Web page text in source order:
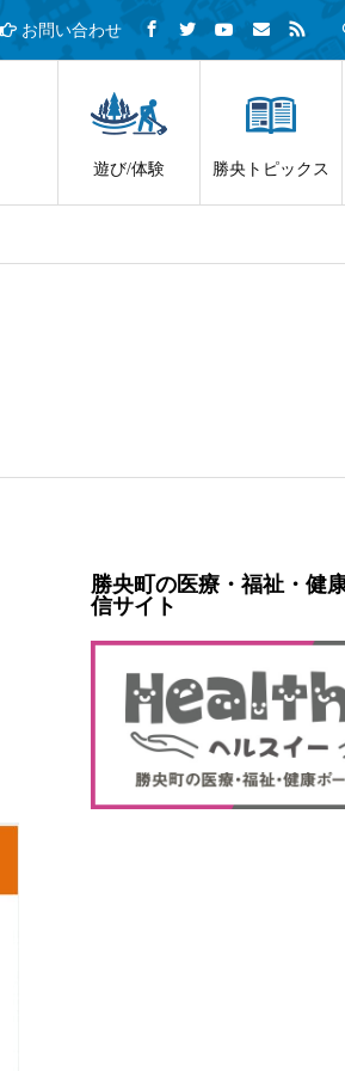
お問い合わせ
遊び/体験 勝央トピックス
勝央町の医療・福祉・健
信サイト